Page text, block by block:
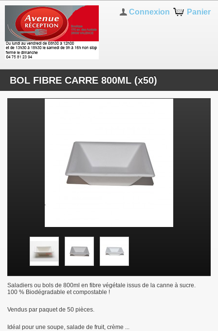
Panier
Connexion
BOL FIBRE CARRE 800ML (x50)
Saladiers ou bols de 800ml en fibre végétale issus de la canne à sucre.
100 % Biodégradable et compostable !
Vendus par paquet de 50 pièces.
Idéal pour une soupe, salade de fruit, crème ...